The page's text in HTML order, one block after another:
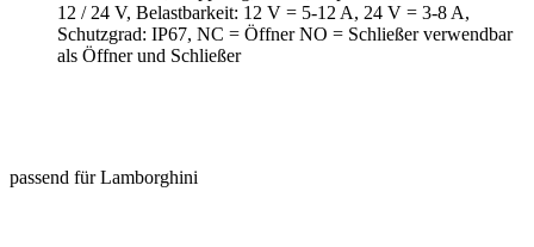
12 / 24 V, Belastbarkeit: 12 V = 5-12 A, 24 V = 3-8 A,
Schutzgrad: IP67, NC = Öffner NO = Schließer verwendbar
als Öffner und Schließer
passend für Lamborghini